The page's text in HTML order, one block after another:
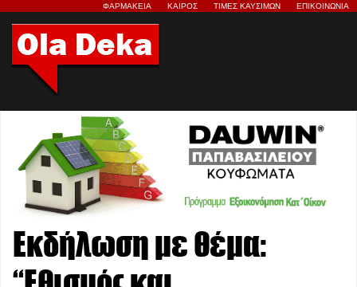
ΦΑΡΜΑΚΕΙΑ ΚΑΙΡΟΣ ΤΙΜΕΣ ΚΑΥΣΙΜΩΝ ΕΠΙΚΟΙΝΩΝΙΑ
Εκδήλωση με θέμα: